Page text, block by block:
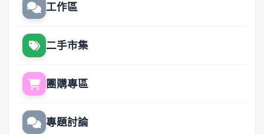
工作區
二手市集
團購專區
專題討論